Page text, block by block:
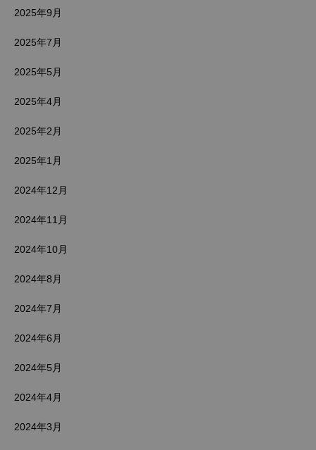
2025年9月
2025年7月
2025年5月
2025年4月
2025年2月
2025年1月
2024年12月
2024年11月
2024年10月
2024年8月
2024年7月
2024年6月
2024年5月
2024年4月
2024年3月